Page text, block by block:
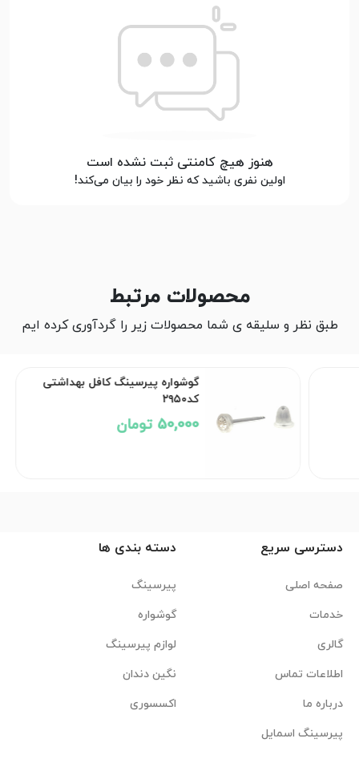
هنوز هیچ کامنتی ثبت نشده است
اولین نفری باشید که نظر خود را بیان می‌کند!
محصولات مرتبط
طبق نظر و سلیقه ی شما محصولات زیر را گردآوری کرده ایم
گوشواره پیرسینگ کافل بهداشتی
50,000 تومان
دسترسی سریع
صفحه اصلی
خدمات
گالری
اطلاعات تماس
درباره ما
پیرسینگ اسمایل
دسته بندی ها
پیرسینگ
گوشواره
لوازم پیرسینگ
نگین دندان
اکسسوری